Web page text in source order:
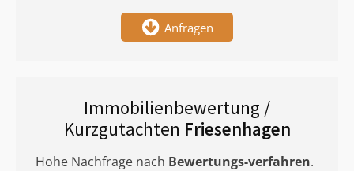
Anfragen
Immobilienbewertung /
Kurzgutachten Friesenhagen
Hohe Nachfrage nach Bewertungs-verfahren.